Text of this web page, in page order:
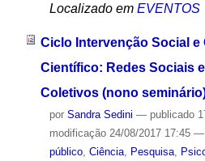
Localizado em EVENTOS
Ciclo Intervenção Social e
Científico: Redes Sociais
Coletivos (nono
por Sandra Sedini — publicado
modificação24/08/2017 17:45 —
público, Ciência, Pesquisa,